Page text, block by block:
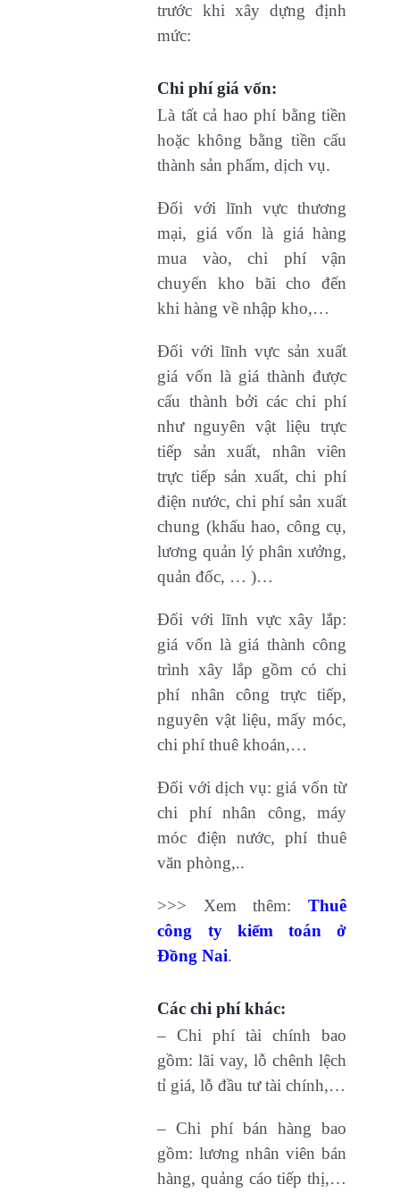
trước khi xây dựng định
mức:
Chi phí giá vốn:
Là tất cả hao phí bằng tiền
hoặc không bằng tiền cấu
thành sản phẩm, dịch vụ.
Đối với lĩnh vực thương
mại, giá vốn là giá hàng
mua vào, chi phí vận
chuyển kho bãi cho đến
khi hàng về nhập kho,…
Đối với lĩnh vực sản xuất
giá vốn là giá thành được
cấu thành bởi các chi phí
như nguyên vật liệu trực
tiếp sản xuất, nhân viên
trực tiếp sản xuất, chi phí
điện nước, chi phí sản xuất
chung (khấu hao, công cụ,
lương quản lý phân xưởng,
quản đốc, … )…
Đối với lĩnh vực xây lắp:
giá vốn là giá thành công
trình xây lắp gồm có chi
phí nhân công trực tiếp,
nguyên vật liệu, mấy móc,
chi phí thuê khoán,…
Đối với dịch vụ: giá vốn từ
chi phí nhân công, máy
móc điện nước, phí thuê
văn phòng,..
>>> Xem thêm:Thuê
công ty kiểm toán ở
Đồng Nai.
Các chi phí khác:
– Chi phí tài chính bao
gồm: lãi vay, lỗ chênh lệch
tỉ giá, lỗ đầu tư tài chính,…
– Chi phí bán hàng bao
gồm: lương nhân viên bán
hàng, quảng cáo tiếp thị,…